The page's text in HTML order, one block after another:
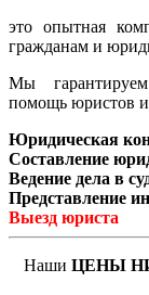
это опытная
гражданам и
Мы
помощь юристов и
Юридическая
Составление
Ведение дела в
Представление
Выезд юриста
Наши ЦЕНЫ